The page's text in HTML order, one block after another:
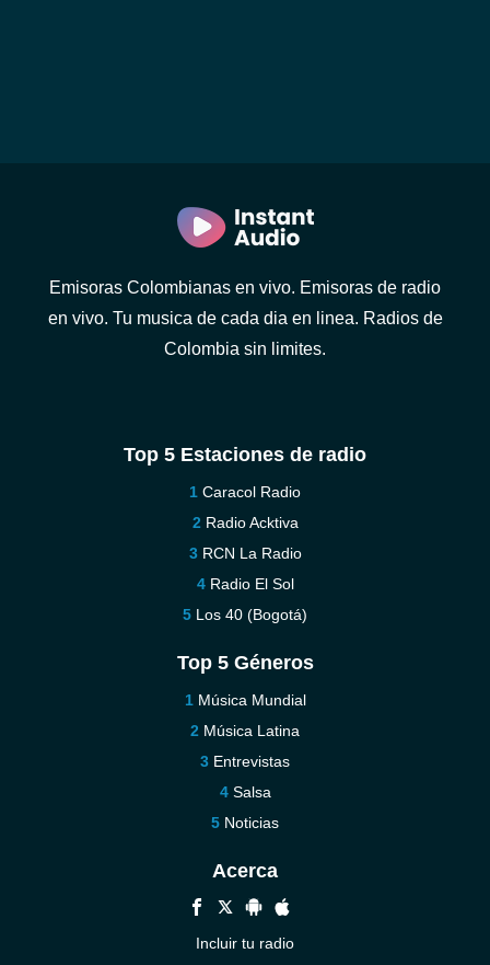
Emisoras Colombianas en vivo. Emisoras de radio
en vivo. Tu musica de cada dia en linea. Radios de
Colombia sin limites.
Top 5 Estaciones de radio
Caracol Radio
Radio Acktiva
RCN La Radio
Radio El Sol
Los 40 (Bogotá)
Top 5 Géneros
Música Mundial
Música Latina
Entrevistas
Salsa
Noticias
Acerca
Incluir tu radio